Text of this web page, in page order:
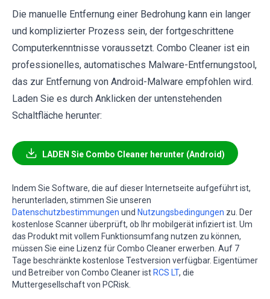
Die manuelle Entfernung einer Bedrohung kann ein langer
und komplizierter Prozess sein, der fortgeschrittene
Computerkenntnisse voraussetzt. Combo Cleaner ist ein
professionelles, automatisches Malware-Entfernungstool,
das zur Entfernung von Android-Malware empfohlen wird.
Laden Sie es durch Anklicken der untenstehenden
Schaltfläche herunter:
LADEN Sie Combo Cleaner herunter (Android)
Indem Sie Software, die auf dieser Internetseite aufgeführt ist,
herunterladen, stimmen Sie unseren
Datenschutzbestimmungen und Nutzungsbedingungen zu. Der
kostenlose Scanner überprüft, ob Ihr mobilgerät infiziert ist. Um
das Produkt mit vollem Funktionsumfang nutzen zu können,
müssen Sie eine Lizenz für Combo Cleaner erwerben. Auf 7
Tage beschränkte kostenlose Testversion verfügbar. Eigentümer
und Betreiber von Combo Cleaner istRCS LT, die
Muttergesellschaft von PCRisk.